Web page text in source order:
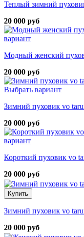
Теплый зимний
20 000 руб
вариант
Модный женский
20 000 руб
Выбрать вариант
Зимний пуховик vo
20 000 руб
вариант
Короткий пуховик vo
20 000 руб
Купить
Зимний пуховик vo
20 000 руб